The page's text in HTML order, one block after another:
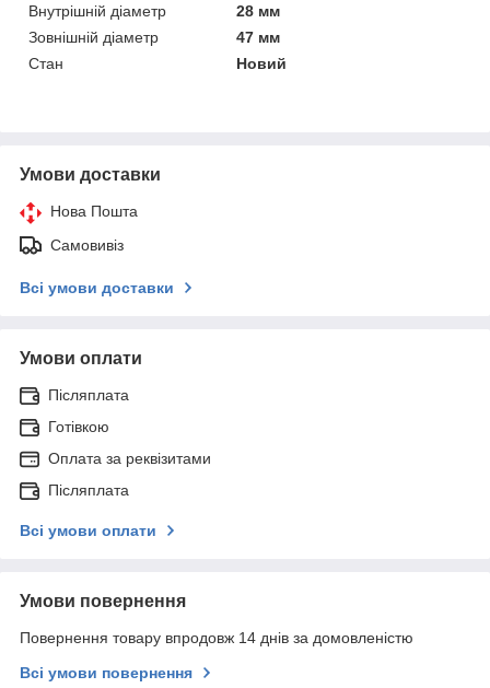
Внутрішній діаметр
28 мм
Зовнішній діаметр
47 мм
Стан
Новий
Умови доставки
Нова Пошта
Самовивіз
Всі умови доставки
Умови оплати
Післяплата
Готівкою
Оплата за реквізитами
Післяплата
Всі умови оплати
Умови повернення
Повернення товару впродовж 14 днів за домовленістю
Всі умови повернення